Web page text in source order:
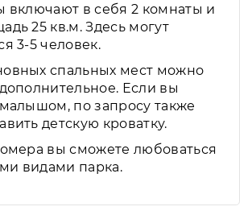
включают в себя 2 комнаты и
25 кв.м. Здесь могут
3-5 человек.
спальных мест можно
Если вы
по запросу также
детскую кроватку.
вы сможете любоваться
видами парка.